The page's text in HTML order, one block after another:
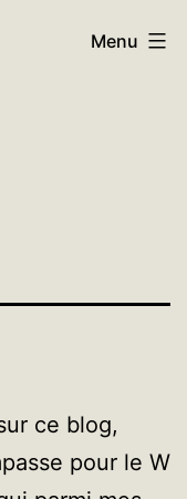
Menu
ce blog,
pour le W